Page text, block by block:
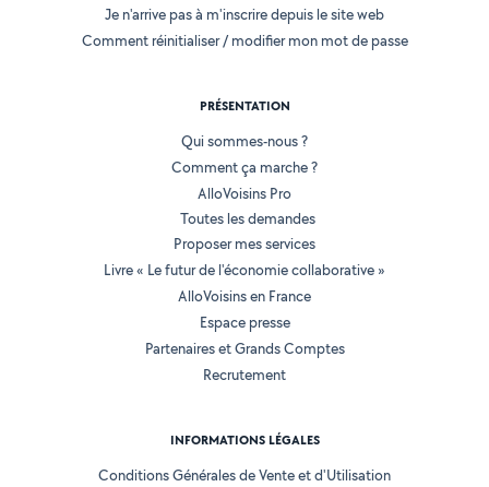
Je n'arrive pas à m'inscrire depuis le site web
Comment réinitialiser / modifier mon mot de passe
PRÉSENTATION
Qui sommes-nous ?
Comment ça marche ?
AlloVoisins Pro
Toutes les demandes
Proposer mes services
Livre « Le futur de l'économie collaborative »
AlloVoisins en France
Espace presse
Partenaires et Grands Comptes
Recrutement
INFORMATIONS LÉGALES
Conditions Générales de Vente et d'Utilisation